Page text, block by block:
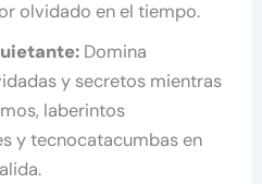
olvidado en el tiempo.
Domina
y secretos mientras
laberintos
y tecnocatacumbas en